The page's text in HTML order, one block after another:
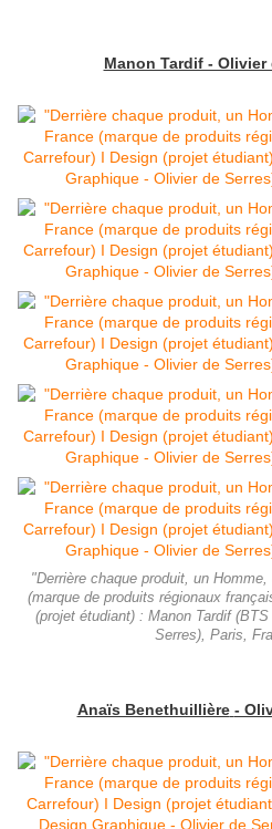
Manon Tardif - Olivier
"Derrière chaque produit, un
(marque de produits régionaux
(projet étudiant) : Manon Tardif
Serres), Paris,
Anaïs Benethuillière -